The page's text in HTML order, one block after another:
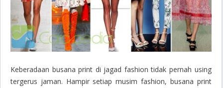
Keberadaan busana print di jagad fashion tidak pernah using
tergerus jaman. Hampir setiap musim fashion, busana print